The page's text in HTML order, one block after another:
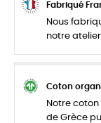
Fabriqué
Nous
notre
Coton
Notre
de Grèce